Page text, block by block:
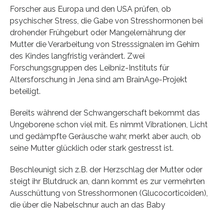
Forscher aus Europa und den USA prüfen, ob
psychischer Stress, die Gabe von Stresshormonen bei
drohender Frühgeburt oder Mangelernährung der
Mutter die Verarbeitung von Stresssignalen im Gehirn
des Kindes langfristig verändert. Zwei
Forschungsgruppen des Leibniz-Instituts für
Altersforschung in Jena sind am BrainAge-Projekt
beteiligt.
Bereits während der Schwangerschaft bekommt das
Ungeborene schon viel mit. Es nimmt Vibrationen, Licht
und gedämpfte Geräusche wahr, merkt aber auch, ob
seine Mutter glücklich oder stark gestresst ist.
Beschleunigt sich z.B. der Herzschlag der Mutter oder
steigt ihr Blutdruck an, dann kommt es zur vermehrten
Ausschüttung von Stresshormonen (Glucocorticoiden),
die über die Nabelschnur auch an das Baby